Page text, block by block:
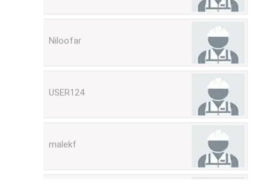
USER124
malekf
abolfazlkoshehe